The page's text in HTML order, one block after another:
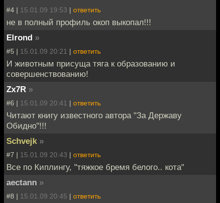
#4 | 15.01.09 19:53 | ответить
не в полный профиль окоп выкопал!!!
Elrond »
#5 | 15.01.09 20:21 | ответить
И животным присуща тяга к образованию и
совершенствованию!
Zx7R »
#6 | 15.01.09 20:41 | ответить
Читают книгу известного автора "За Державу
Обидно"!!!
Schvejk »
#7 | 15.01.09 20:43 | ответить
Все по Киплингу, "тяжкое бремя белого.. кота"
aectann »
#8 | 15.01.09 20:45 | ответить